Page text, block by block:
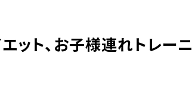
ット、お子様連れトレーニ